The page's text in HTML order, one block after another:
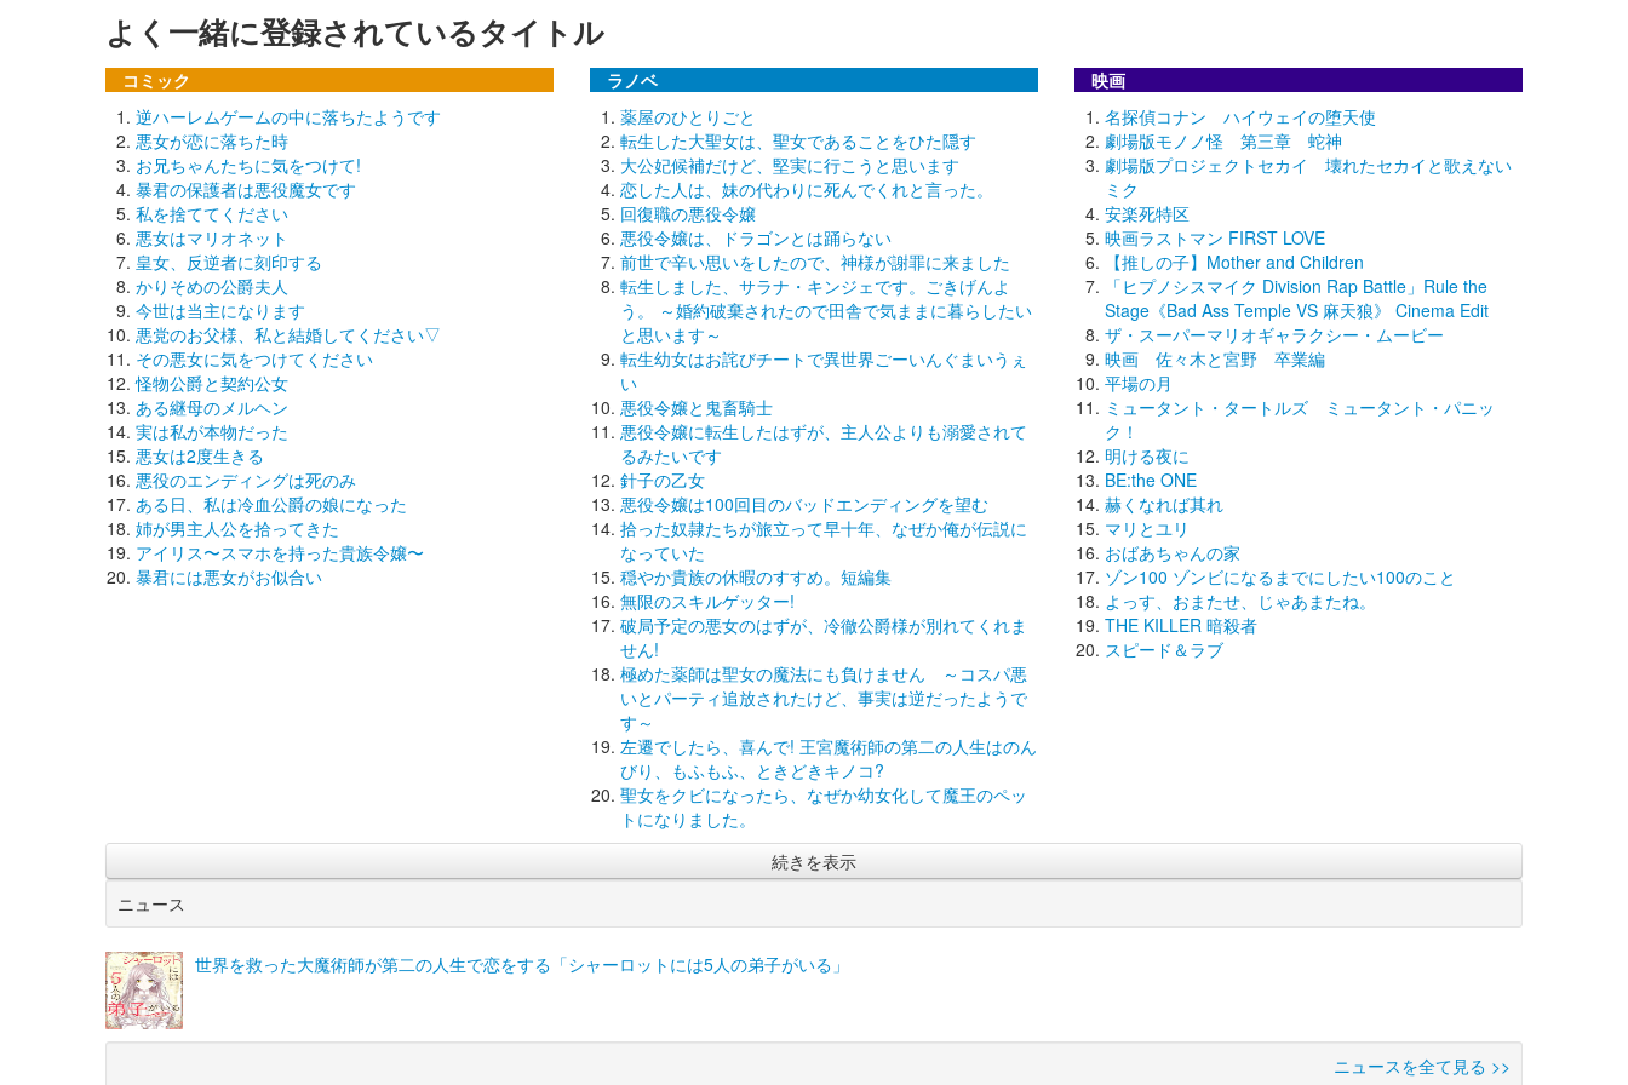
よく一緒に登録されているタイトル
コミック
逆ハーレムゲームの中に落ちたようです
悪女が恋に落ちた時
お兄ちゃんたちに気をつけて!
暴君の保護者は悪役魔女です
私を捨ててください
悪女はマリオネット
皇女、反逆者に刻印する
かりそめの公爵夫人
今世は当主になります
悪党のお父様、私と結婚してください▽
その悪女に気をつけてください
怪物公爵と契約公女
ある継母のメルヘン
実は私が本物だった
悪女は2度生きる
悪役のエンディングは死のみ
ある日、私は冷血公爵の娘になった
姉が男主人公を拾ってきた
アイリス〜スマホを持った貴族令嬢〜
暴君には悪女がお似合い
ラノベ
薬屋のひとりごと
転生した大聖女は、聖女であることをひた隠す
大公妃候補だけど、堅実に行こうと思います
恋した人は、妹の代わりに死んでくれと言った。
回復職の悪役令嬢
悪役令嬢は、ドラゴンとは踊らない
前世で辛い思いをしたので、神様が謝罪に来ました
転生しました、サラナ・キンジェです。ごきげんよ
う。 ～婚約破棄されたので田舎で気ままに暮らしたい
と思います～
転生幼女はお詫びチートで異世界ごーいんぐまいうぇ
い
悪役令嬢と鬼畜騎士
悪役令嬢に転生したはずが、主人公よりも溺愛されて
るみたいです
針子の乙女
悪役令嬢は100回目のバッドエンディングを望む
拾った奴隷たちが旅立って早十年、なぜか俺が伝説に
なっていた
穏やか貴族の休暇のすすめ。短編集
無限のスキルゲッター!
破局予定の悪女のはずが、冷徹公爵様が別れてくれま
せん!
極めた薬師は聖女の魔法にも負けません ～コスパ悪
いとパーティ追放されたけど、事実は逆だったようで
す～
左遷でしたら、喜んで! 王宮魔術師の第二の人生はのん
びり、もふもふ、ときどきキノコ?
聖女をクビになったら、なぜか幼女化して魔王のペッ
トになりました。
映画
名探偵コナン ハイウェイの堕天使
劇場版モノノ怪 第三章 蛇神
劇場版プロジェクトセカイ 壊れたセカイと歌えない
ミク
安楽死特区
映画ラストマン FIRST LOVE
【推しの子】Mother and Children
「ヒプノシスマイク Division Rap Battle」Rule the
Stage《Bad Ass Temple VS 麻天狼》 Cinema Edit
ザ・スーパーマリオギャラクシー・ムービー
映画 佐々木と宮野 卒業編
平場の月
ミュータント・タートルズ ミュータント・パニッ
ク！
明ける夜に
BE:the ONE
赫くなれば其れ
マリとユリ
おばあちゃんの家
ゾン100 ゾンビになるまでにしたい100のこと
よっす、おまたせ、じゃあまたね。
THE KILLER 暗殺者
スピード＆ラブ
続きを表示
ニュース
世界を救った大魔術師が第二の人生で恋をする「シャーロットには5人の弟子がいる」
ニュースを全て見る >>